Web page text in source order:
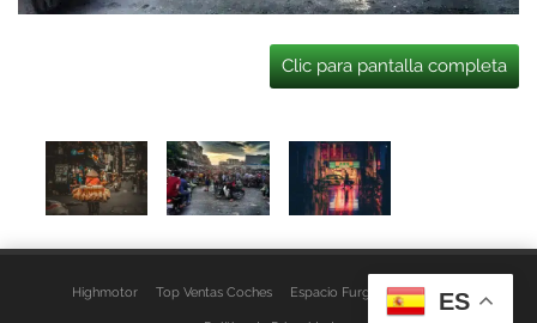
Clic para pantalla completa
Highmotor Top Ventas Coches Espacio Furgo Aviso Legal
ES